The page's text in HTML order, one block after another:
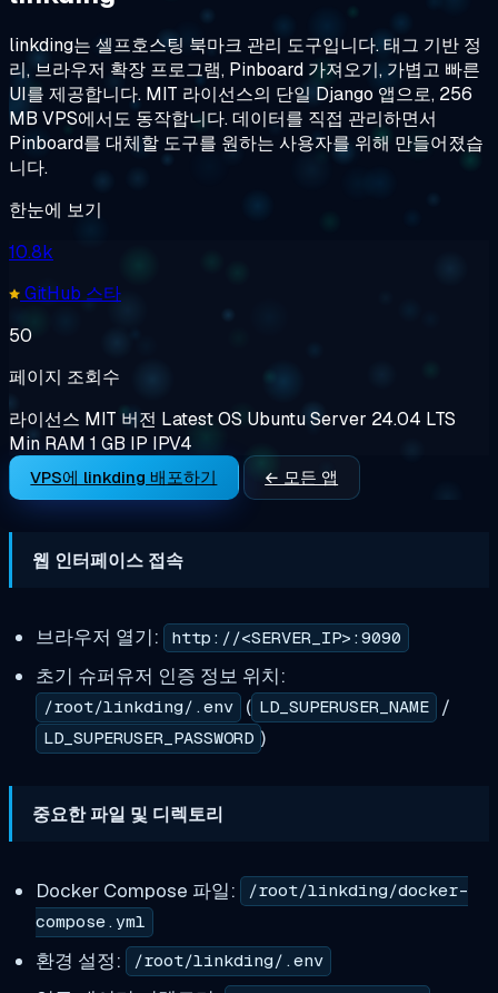
linkding는 셀프호스팅 북마크 관리 도구입니다. 태그 기반 정
리, 브라우저 확장 프로그램, Pinboard 가져오기, 가볍고 빠른
UI를 제공합니다. MIT 라이선스의 단일 Django 앱으로, 256
MB VPS에서도 동작합니다. 데이터를 직접 관리하면서
Pinboard를 대체할 도구를 원하는 사용자를 위해 만들어졌습
니다.
한눈에 보기
10.8k
GitHub 스타
50
페이지 조회수
라이선스 MIT 버전 LatestOS Ubuntu Server 24.04 LTS
Min RAM 1 GB IP IPV4
VPS에 linkding 배포하기 ← 모든 앱
웹 인터페이스 접속
브라우저 열기: http://<SERVER_IP>:9090
초기 슈퍼유저 인증 정보 위치:
/root/linkding/.env ( LD_SUPERUSER_NAME /
LD_SUPERUSER_PASSWORD )
중요한 파일 및 디렉토리
Docker Compose 파일:
/root/linkding/docker-
compose.yml
환경 설정: /root/linkding/.env